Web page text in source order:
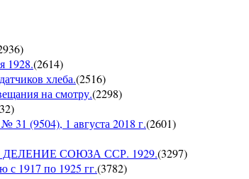
)
1928.(2614)
хлеба.(2516)
на смотру.(2298)
)
(9504), 1 августа 2018 г.(2601)
СОЮЗА ССР. 1929.(3297)
1917 по 1925 гг.(3782)